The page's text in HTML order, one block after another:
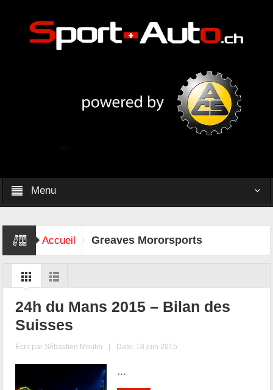
Menu
Accueil Greaves Mororsports
24h du Mans 2015 – Bilan des
Suisses
Écrit par Sébastien Moulin | Date: 18 juin 2015
...